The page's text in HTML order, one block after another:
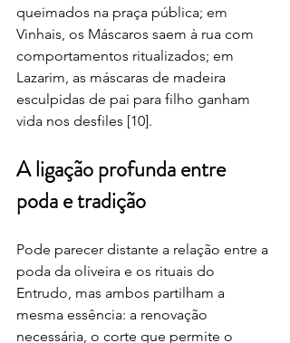
queimados na praça pública; em
Vinhais, os Máscaros saem à rua com
comportamentos ritualizados; em
Lazarim, as máscaras de madeira
esculpidas de pai para filho ganham
vida nos desfiles [10].
A ligação profunda entre
poda e tradição
Pode parecer distante a relação entre a
poda da oliveira e os rituais do
Entrudo, mas ambos partilham a
mesma essência: a renovação
necessária, o corte que permite o